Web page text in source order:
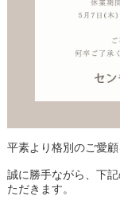
平素より格別のご愛
誠に勝手ながら、下
ただきます。